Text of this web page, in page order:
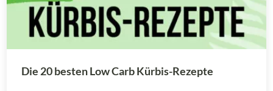
Die 20 besten Low Carb Kürbis-Rezepte